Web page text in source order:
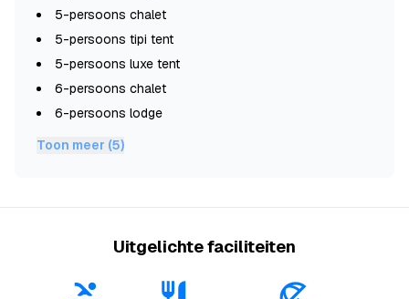
5-persoons chalet
5-persoons tipi tent
5-persoons luxe tent
6-persoons chalet
6-persoons lodge
Toon meer (5)
Uitgelichte faciliteiten